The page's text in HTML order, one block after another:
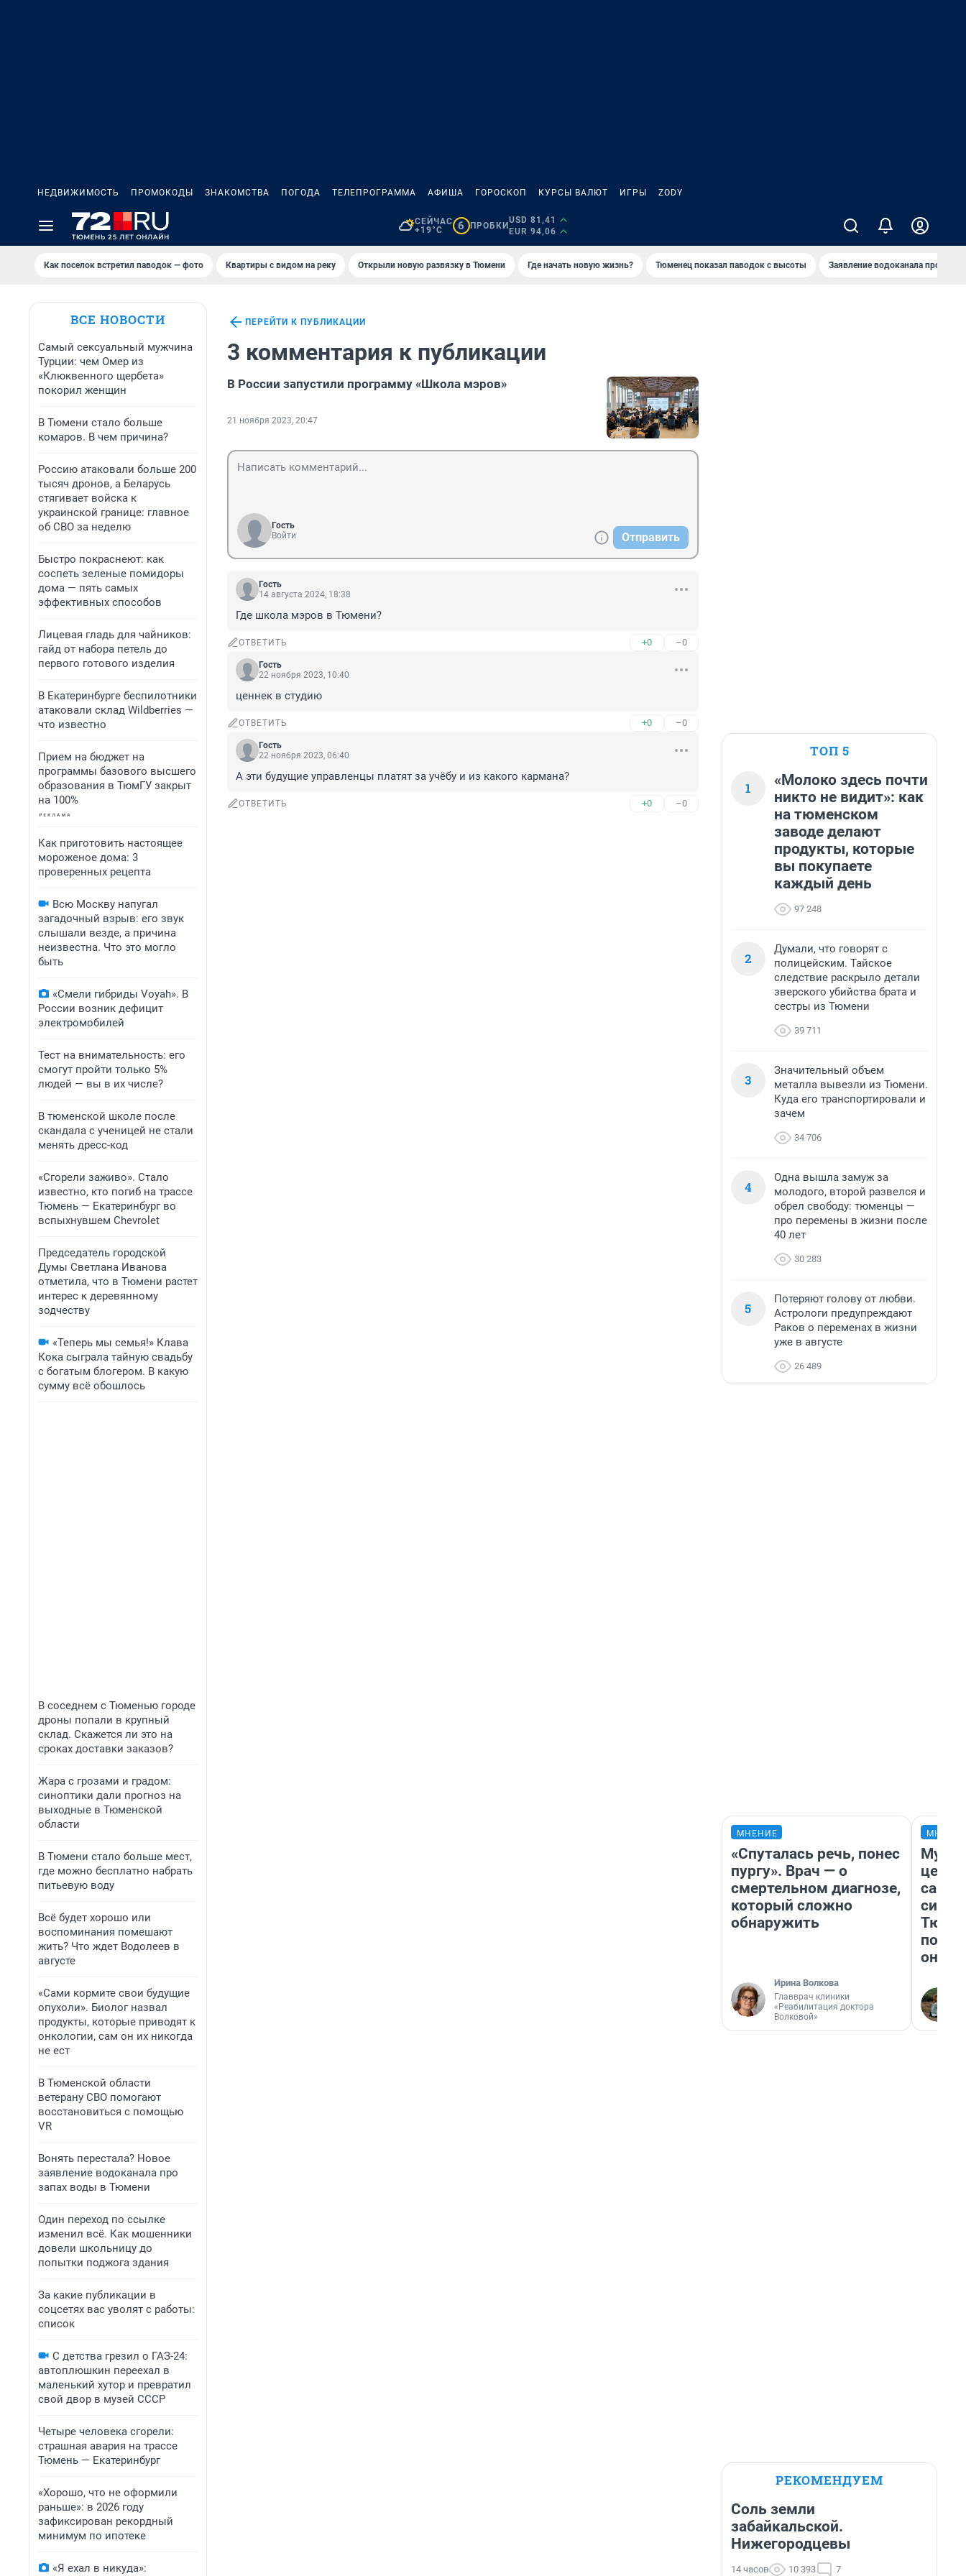
НЕДВИЖИМОСТЬ ПРОМОКОДЫ ЗНАКОМСТВА ПОГОДА ТЕЛЕПРОГРАММА АФИША ГОРОСКОП КУРСЫ ВАЛЮТ ИГРЫ ZODY
СЕЙЧАС
+19°C
6 ПРОБКИ
USD 81,41
EUR 94,06
Как поселок встретил паводок — фото Квартиры с видом на реку Открыли новую развязку в Тюмени Где начать новую жизнь? Тюменец показал паводок с высоты Заявление водоканала про
ВСЕ НОВОСТИ
Самый сексуальный мужчина
Турции: чем Омер из
«Клюквенного щербета»
покорил женщин
В Тюмени стало больше
комаров. В чем причина?
Россию атаковали больше 200
тысяч дронов, а Беларусь
стягивает войска к
украинской границе: главное
об СВО за неделю
Быстро покраснеют: как
соспеть зеленые помидоры
дома — пять самых
эффективных способов
Лицевая гладь для чайников:
гайд от набора петель до
первого готового изделия
В Екатеринбурге беспилотники
атаковали склад Wildberries —
что известно
Прием на бюджет на
программы базового высшего
образования в ТюмГУ закрыт
на 100%
Как приготовить настоящее
мороженое дома: 3
проверенных рецепта
Всю Москву напугал
загадочный взрыв: его звук
слышали везде, а причина
неизвестна. Что это могло
быть
«Смели гибриды Voyah». В
России возник дефицит
электромобилей
Тест на внимательность: его
смогут пройти только 5%
людей — вы в их числе?
В тюменской школе после
скандала с ученицей не стали
менять дресс-код
«Сгорели заживо». Стало
известно, кто погиб на трассе
Тюмень — Екатеринбург во
вспыхнувшем Chevrolet
Председатель городской
Думы Светлана Иванова
отметила, что в Тюмени растет
интерес к деревянному
зодчеству
«Теперь мы семья!» Клава
Кока сыграла тайную свадьбу
с богатым блогером. В какую
сумму всё обошлось
В соседнем с Тюменью городе
дроны попали в крупный
склад. Скажется ли это на
сроках доставки заказов?
Жара с грозами и градом:
синоптики дали прогноз на
выходные в Тюменской
области
В Тюмени стало больше мест,
где можно бесплатно набрать
питьевую воду
Всё будет хорошо или
воспоминания помешают
жить? Что ждет Водолеев в
августе
«Сами кормите свои будущие
опухоли». Биолог назвал
продукты, которые приводят к
онкологии, сам он их никогда
не ест
В Тюменской области
ветерану СВО помогают
восстановиться с помощью
VR
Вонять перестала? Новое
заявление водоканала про
запах воды в Тюмени
Один переход по ссылке
изменил всё. Как мошенники
довели школьницу до
попытки поджога здания
За какие публикации в
соцсетях вас уволят с работы:
список
С детства грезил о ГАЗ-24:
автоплюшкин переехал в
маленький хутор и превратил
свой двор в музей СССР
Четыре человека сгорели:
страшная авария на трассе
Тюмень — Екатеринбург
«Хорошо, что не оформили
раньше»: в 2026 году
зафиксирован рекордный
минимум по ипотеке
«Я ехал в никуда»:
ПЕРЕЙТИ К ПУБЛИКАЦИИ
3 комментария к публикации
В России запустили программу «Школа мэров»
21 ноября 2023, 20:47
Гость
Войти
Отправить
Гость
14 августа 2024, 18:38
Где школа мэров в Тюмени?
ОТВЕТИТЬ +0 –0
Гость
22 ноября 2023, 10:40
ценнек в студию
ОТВЕТИТЬ +0 –0
Гость
22 ноября 2023, 06:40
А эти будущие управленцы платят за учёбу и из какого кармана?
ОТВЕТИТЬ +0 –0
ТОП 5
1
«Молоко здесь почти
никто не видит»: как
на тюменском
заводе делают
продукты, которые
вы покупаете
каждый день
97 248
2
Думали, что говорят с
полицейским. Тайское
следствие раскрыло детали
зверского убийства брата и
сестры из Тюмени
39 711
3
Значительный объем
металла вывезли из Тюмени.
Куда его транспортировали и
зачем
34 706
4
Одна вышла замуж за
молодого, второй развелся и
обрел свободу: тюменцы —
про перемены в жизни после
40 лет
30 283
5
Потеряют голову от любви.
Астрологи предупреждают
Раков о переменах в жизни
уже в августе
26 489
МНЕНИЕ
«Спуталась речь, понес
пургу». Врач — о
смертельном диагнозе,
который сложно
обнаружить
Ирина Волкова
Главврач клиники
«Реабилитация доктора
Волковой»
они
РЕКОМЕНДУЕМ
Соль земли
забайкальской.
Нижегородцевы
14 часов 10 393 7